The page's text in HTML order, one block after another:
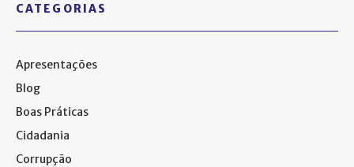
CATEGORIAS
Apresentações
Blog
Boas Práticas
Cidadania
Corrupção